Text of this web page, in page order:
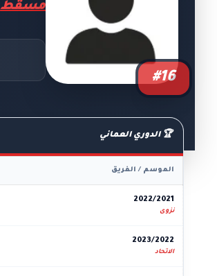
#16
مسقط
🏆 الدوري العماني
الموسم / الفريق
2022/2021
نزوى
2023/2022
الاتحاد